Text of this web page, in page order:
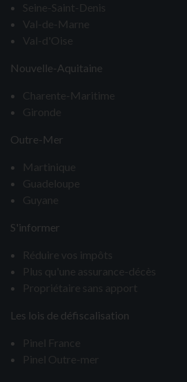
Seine-Saint-Denis
Val-de-Marne
Val-d'Oise
Nouvelle-Aquitaine
Charente-Maritime
Gironde
Outre-Mer
Martinique
Guadeloupe
Guyane
S'informer
Réduire vos impôts
Plus qu'une assurance-décès
Propriétaire sans apport
Les lois de défiscalisation
Pinel France
Pinel Outre-mer